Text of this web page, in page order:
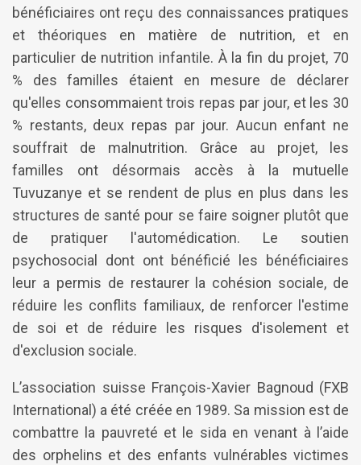
bénéficiaires ont reçu des connaissances pratiques
et théoriques en matière de nutrition, et en
particulier de nutrition infantile. À la fin du projet, 70
% des familles étaient en mesure de déclarer
qu'elles consommaient trois repas par jour, et les 30
% restants, deux repas par jour. Aucun enfant ne
souffrait de malnutrition. Grâce au projet, les
familles ont désormais accès à la mutuelle
Tuvuzanye et se rendent de plus en plus dans les
structures de santé pour se faire soigner plutôt que
de pratiquer l'automédication. Le soutien
psychosocial dont ont bénéficié les bénéficiaires
leur a permis de restaurer la cohésion sociale, de
réduire les conflits familiaux, de renforcer l'estime
de soi et de réduire les risques d'isolement et
d'exclusion sociale.
L’association suisse François-Xavier Bagnoud (FXB
International) a été créée en 1989. Sa mission est de
combattre la pauvreté et le sida en venant à l’aide
des orphelins et des enfants vulnérables victimes